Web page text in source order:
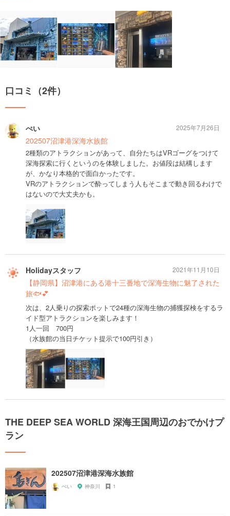
口コミ（2件）
ぺい
202507沼津港深海水族館
2種類のアトラクションがあって、自分たちはVRゴーグをつけて
深海探索に行くというのを体験しました。お値段は結構します
が、かなり本格的で面白かったです。
VRのアトラクションで酔ってしまう人もそこまで動き回るわけで
はないので大丈夫かも。
2025年7月26日
Holidayスタッフ
【静岡県】沼津港にある港十三番地で深海生物に魅了された
旅🐟💕
次は、2人乗りの探索ポットで24種の深海生物の捕獲探検をするラ
イド型アトラクションを楽しみます！
1人一回 700円
（水族館の当日チケット提示で100円引き）
2021年11月10日
THE DEEP SEA WORLD 深海王国周辺のおでかけプ
ラン
202507沼津港深海水族館
ぺい 神奈川 1